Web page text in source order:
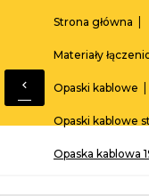
Strona główna
Materiały
Opaski kablowe
Opaski kablowe
Opaska kablowa